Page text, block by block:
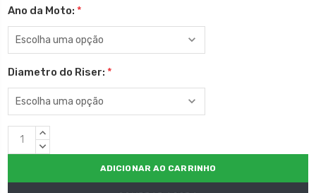
Ano da Moto: *
Diametro do Riser: *
EstoqueQUANTIDADE
CRESCENTE:
QUANTIDADE